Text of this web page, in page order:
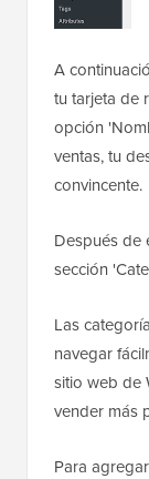
A
tu tarjeta de
opción
ventas, tu
convincente.
Después de
sección
Las
navegar
sitio web de
vender más
Para